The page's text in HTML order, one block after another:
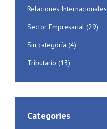
Relaciones Internacionales
Sector Empresarial (29)
Sin categoría (4)
Tributario (13)
Categories